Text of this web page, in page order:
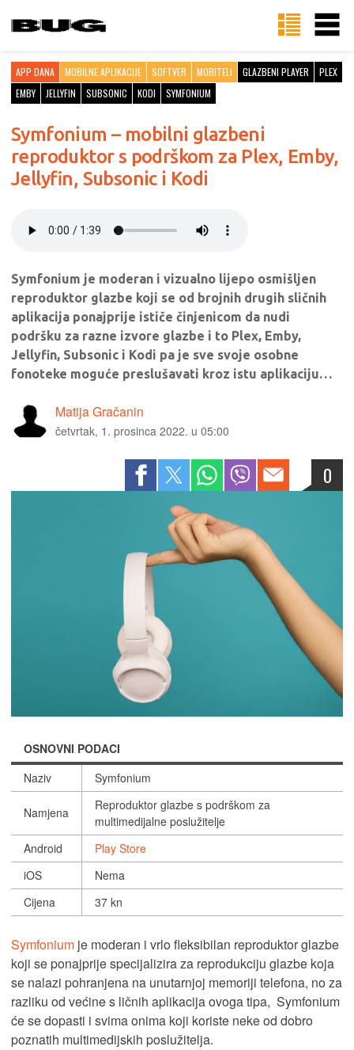
APP DANA MOBILNE APLIKACIJE SOFTVER MOBITELI GLAZBENI PLAYER
PLEX
EMBY
JELLYFIN SUBSONIC KODI SYMFONIUM
Symfonium – mobilni glazbeni
reproduktor s podrškom za Plex, Emby,
Jellyfin, Subsonic i Kodi
Symfonium je moderan i vizualno lijepo osmišljen
reproduktor glazbe koji se od brojnih drugih sličnih
aplikacija ponajprije ističe činjenicom da nudi
podršku za razne izvore glazbe i to Plex, Emby,
Jellyfin, Subsonic i Kodi pa je sve svoje osobne
fonoteke moguće preslušavati kroz istu aplikaciju…
Matija Gračanin
četvrtak, 1. prosinca 2022. u 05:00
0
OSNOVNI PODACI
Naziv
Symfonium
Namjena
Reproduktor glazbe s podrškom za
multimedijalne poslužitelje
Android
Play Store
iOS
Nema
Cijena
37 kn
Symfonium je moderan i vrlo fleksibilan reproduktor glazbe
koji se ponajprije specijalizira za reprodukciju glazbe koja
se nalazi pohranjena na unutarnjoj memoriji telefona, no za
razliku od većine s ličnih aplikacija ovoga tipa, Symfonium
će se dopasti i svima onima koji koriste neke od dobro
poznatih multimedijskih poslužitelja.